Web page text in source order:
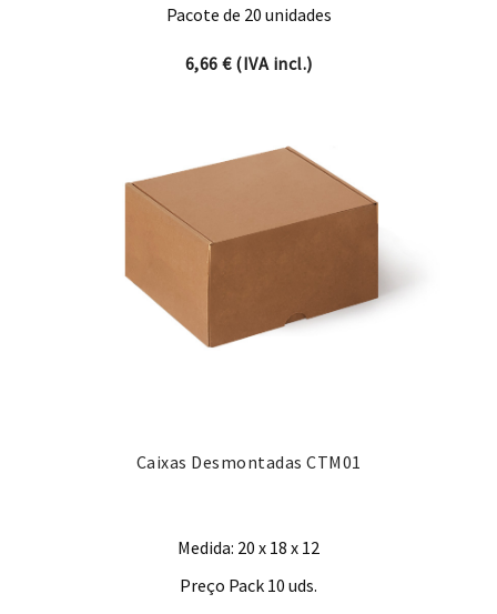
Pacote de 20 unidades
6,66 €(IVA incl.)
Caixas Desmontadas CTM01
Medida: 20 x 18 x 12
Preço Pack 10 uds.